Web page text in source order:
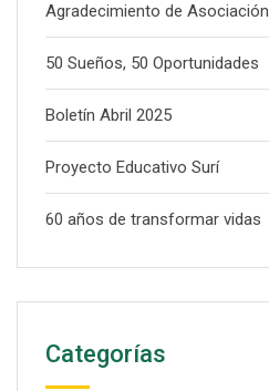
Agradecimiento de
50 Sueños, 50 Oportunidades
Boletín Abril 2025
Proyecto Educativo Surí
60 años de transformar vidas
Categorías